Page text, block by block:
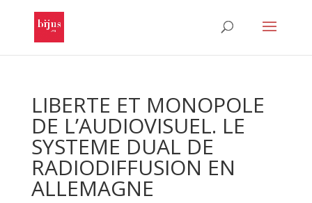
LIBERTE ET MONOPOLE
DE L’AUDIOVISUEL. LE
SYSTEME DUAL DE
RADIODIFFUSION EN
ALLEMAGNE